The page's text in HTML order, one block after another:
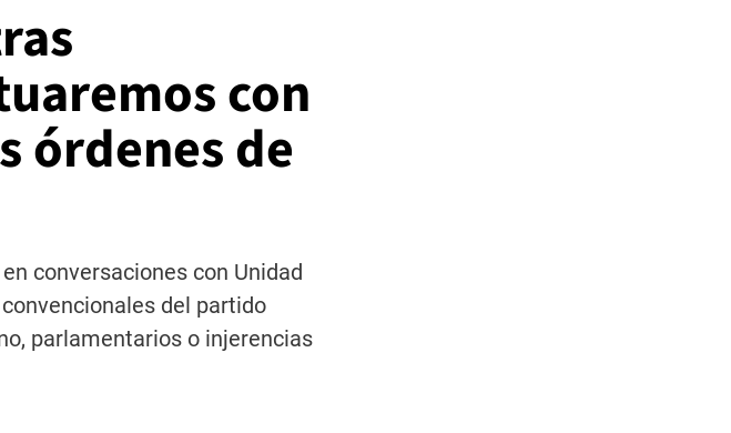
con
órdenes de
conversaciones con Unidad
del partido
parlamentarios o injerencias